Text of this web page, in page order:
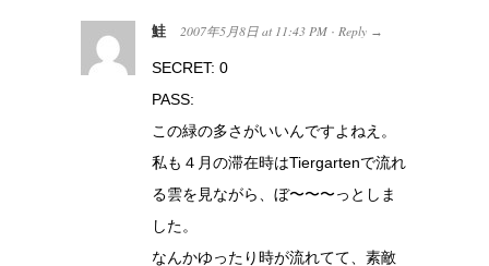
鮭 2007年5月8日 at 11:43 PM · Reply →
SECRET: 0
PASS:
この緑の多さがいいんですよねえ。
私も４月の滞在時はTiergartenで流れ
る雲を見ながら、ぼ〜〜〜っとしま
した。
なんかゆったり時が流れてて、素敵